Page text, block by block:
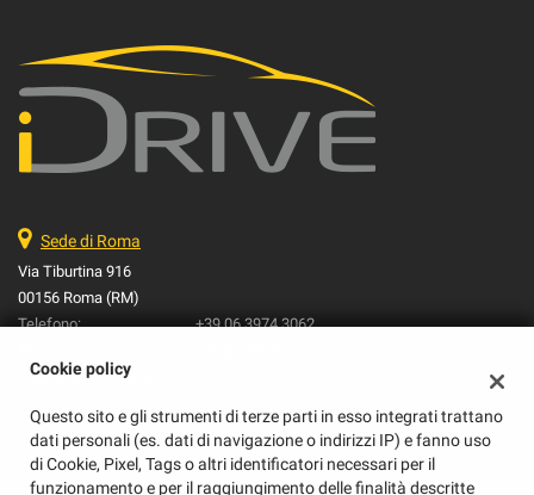
Sede di Roma
Via Tiburtina 916
00156 Roma (RM)
Telefono:
+39 06 3974 3062
Indicazioni stradali
Dati fiscali:
I Drive Srl
Cookie policy
Questo sito e gli strumenti di terze parti in esso integrati trattano
dati personali (es. dati di navigazione o indirizzi IP) e fanno uso
di Cookie, Pixel, Tags o altri identificatori necessari per il
funzionamento e per il raggiungimento delle finalità descritte